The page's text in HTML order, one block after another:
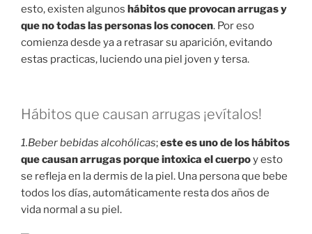
esto, existen algunos hábitos que provocan arrugas y
que no todas las personas los conocen. Por eso
comienza desde ya a retrasar su aparición, evitando
estas practicas, luciendo una piel joven y tersa.
Hábitos que causan arrugas ¡evítalos!
1.Beber bebidas alcohólicas;este es uno de los hábitos
que causan arrugas porque intoxica el cuerpoy esto
se refleja en la dermis de la piel. Una persona que bebe
todos los días, automáticamente resta dos años de
vida normal a su piel.